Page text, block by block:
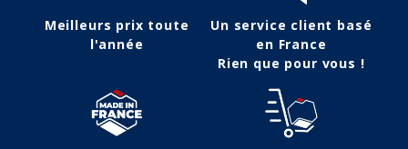
Meilleurs prix toute
l'année
Un service client basé
en France
Rien que pour vous !